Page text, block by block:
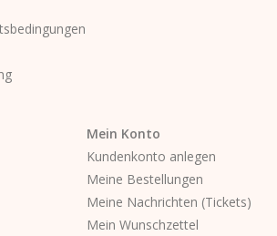
Mein Konto
Kundenkonto anlegen
Meine Bestellungen
Meine Nachrichten (Tickets)
Mein Wunschzettel